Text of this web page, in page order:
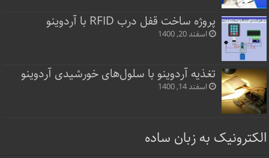
پروژه ساخت قفل‌ درب RFID با آردوینو
اسفند 20, 1400
تغذیه آردوینو با سلول‌های خورشیدی آردوینو
اسفند 14, 1400
الکترونیک به زبان ساده